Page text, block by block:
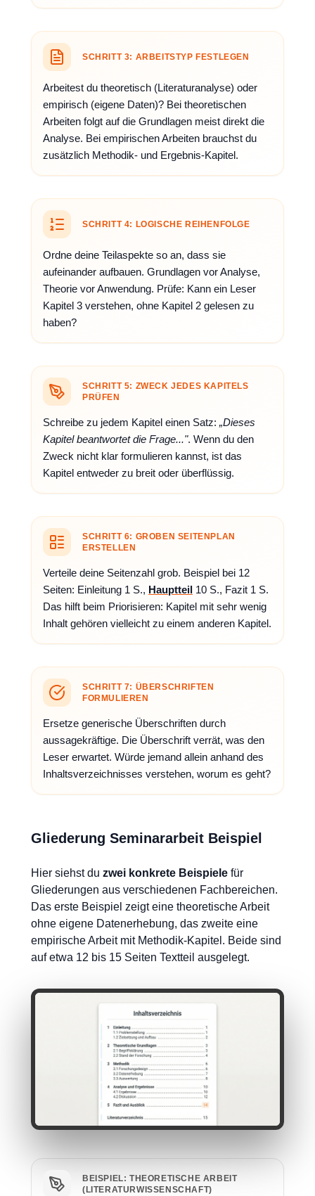
SCHRITT 3: ARBEITSTYP FESTLEGEN
Arbeitest du theoretisch (Literaturanalyse) oder
empirisch (eigene Daten)? Bei theoretischen
Arbeiten folgt auf die Grundlagen meist direkt die
Analyse. Bei empirischen Arbeiten brauchst du
zusätzlich Methodik- und Ergebnis-Kapitel.
SCHRITT 4: LOGISCHE REIHENFOLGE
Ordne deine Teilaspekte so an, dass sie
aufeinander aufbauen. Grundlagen vor Analyse,
Theorie vor Anwendung. Prüfe: Kann ein Leser
Kapitel 3 verstehen, ohne Kapitel 2 gelesen zu
haben?
SCHRITT 5: ZWECK JEDES KAPITELS
PRÜFEN
Schreibe zu jedem Kapitel einen Satz: „Dieses
Kapitel beantwortet die Frage...". Wenn du den
Zweck nicht klar formulieren kannst, ist das
Kapitel entweder zu breit oder überflüssig.
SCHRITT 6: GROBEN SEITENPLAN
ERSTELLEN
Verteile deine Seitenzahl grob. Beispiel bei 12
Seiten: Einleitung 1 S., Hauptteil 10 S., Fazit 1 S.
Das hilft beim Priorisieren: Kapitel mit sehr wenig
Inhalt gehören vielleicht zu einem anderen Kapitel.
SCHRITT 7: ÜBERSCHRIFTEN
FORMULIEREN
Ersetze generische Überschriften durch
aussagekräftige. Die Überschrift verrät, was den
Leser erwartet. Würde jemand allein anhand des
Inhaltsverzeichnisses verstehen, worum es geht?
Gliederung Seminararbeit Beispiel
Hier siehst du zwei konkrete Beispiele für
Gliederungen aus verschiedenen Fachbereichen.
Das erste Beispiel zeigt eine theoretische Arbeit
ohne eigene Datenerhebung, das zweite eine
empirische Arbeit mit Methodik-Kapitel. Beide sind
auf etwa 12 bis 15 Seiten Textteil ausgelegt.
BEISPIEL: THEORETISCHE ARBEIT
(LITERATURWISSENSCHAFT)